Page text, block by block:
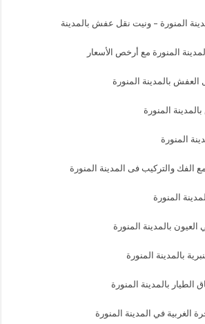
المنورة – ونيت نقل عفش بالمدينة
المنورة مع أرخص الأسعار
بالمدينة المنورة
المنورة
المنورة
والتركيب فى المدينة المنورة
المنورة
بالمدينة المنورة
بالمدينة المنورة
بالمدينة المنورة
في المدينة المنورة